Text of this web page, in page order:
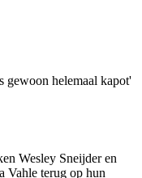
gewoon helemaal kapot'
Wesley Sneijder en
Vahle terug op hun